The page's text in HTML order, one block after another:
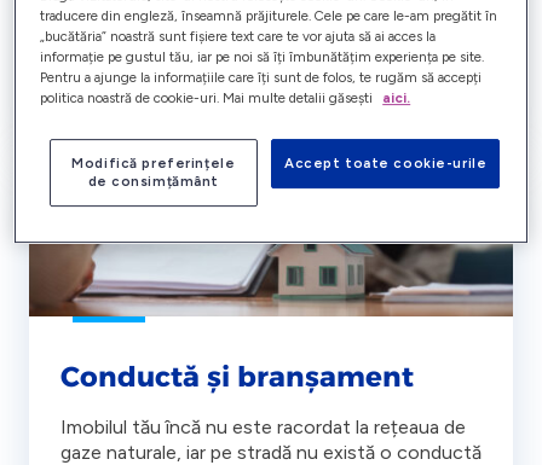
Află mai mult
Conductă și branșament
Imobilul tău încă nu este racordat la rețeaua de
gaze naturale, iar pe stradă nu există o conductă
traducere din engleză, înseamnă prăjiturele. Cele pe care le-am pregătit în
„bucătăria” noastră sunt fișiere text care te vor ajuta să ai acces la
informație pe gustul tău, iar pe noi să îți îmbunătățim experiența pe site.
Pentru a ajunge la informațiile care îți sunt de folos, te rugăm să accepți
politica noastră de cookie-uri. Mai multe detalii găsești
aici.
Modifică preferințele
de consimțământ
Accept toate cookie-urile